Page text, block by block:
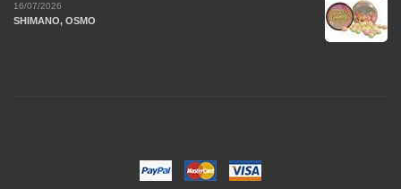
16/07/2026
SHIMANO, OSMO